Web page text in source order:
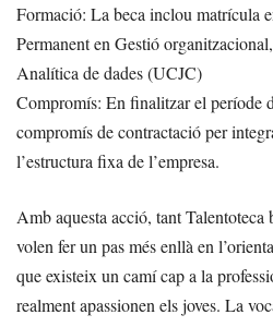
Formació: La beca inclou matrícula
Permanent en Gestió
Analítica de dades (UCJC)
Compromís: En finalitzar el període
compromís de contractació per
l’estructura fixa de l’empresa.
Amb aquesta acció, tant
volen fer un pas més enllà en
que existeix un camí cap a la
realment apassionen els joves. La